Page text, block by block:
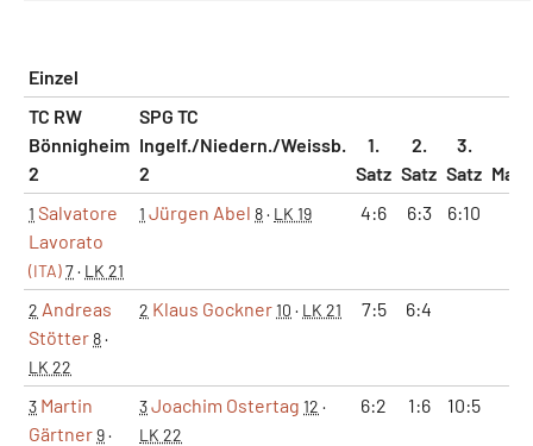
Einzel
TC RW
Bönnigheim
2
SPG TC
Ingelf./Niedern./Weissb.
2
1.
Satz
2.
Satz
3.
Satz
1 Salvatore
Lavorato
(ITA)7· LK 21
1 Jürgen Abel 8· LK 19 4:6 6:3 6:10
2 Andreas
Stötter8·
LK 22
2 Klaus Gockner10 · LK 21 7:5 6:4
3 Martin
Gärtner9·
3Joachim Ostertag 12 ·
LK 22
6:2 1:6 10:5